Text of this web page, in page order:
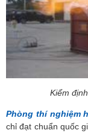
Kiểm
Phòng thí nghiệm
chỉ đạt chuẩn quốc